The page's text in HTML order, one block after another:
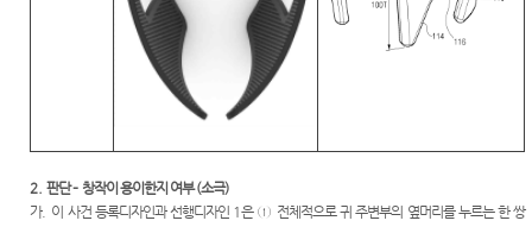
2.판단– 창작이 용이한지 여부(소극)
가. 이 사건 등록디자인과 선행디자인 1은 ① 전체적으로 귀 주변부의 옆머리를 누르는 한 쌍